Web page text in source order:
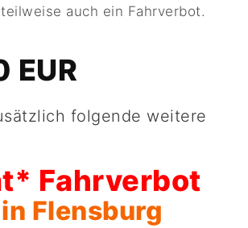
auch ein Fahrverbot.
EUR
folgende weitere
Fahrverbot
Flensburg